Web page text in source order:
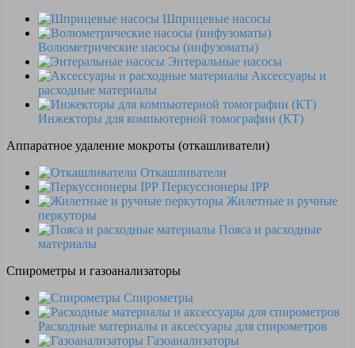
Шприцевые насосы
Волюметрические насосы (инфузоматы)
Энтеральные насосы
Аксессуары и
расходные материалы
Инжекторы для компьютерной томографии (КТ)
Аппаратное удаление мокроты (откашливатели)
Откашливатели
Перкуссионеры IPP
Жилетные и ручные
перкуторы
Пояса и расходные
материалы
Спирометры и газоанализаторы
Спирометры
Расходные материалы и аксессуары для спирометров
Газоанализаторы